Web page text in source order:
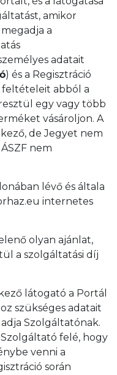
amikor
a
adatait
) és a Regisztráció
feltételeit abból a
egy vagy több
vásároljon. A
de Jegyet nem
nem
lévő és általa
internetes
olyan ajánlat,
a szolgáltatási díj
látogató a Portál
szükséges adatait
Szolgáltatónak.
felé, hogy
venni a
során